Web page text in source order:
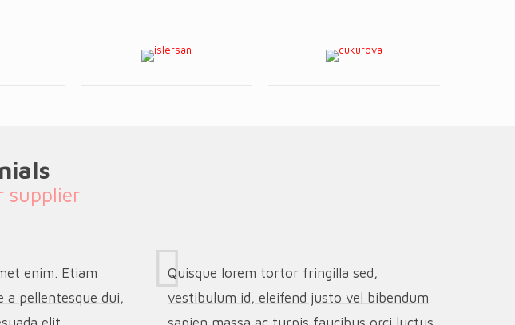
supplier
enim. Etiam
a pellentesque dui,
Quisque lorem tortor fringilla sed,
vestibulum id, eleifend justo vel bibendum